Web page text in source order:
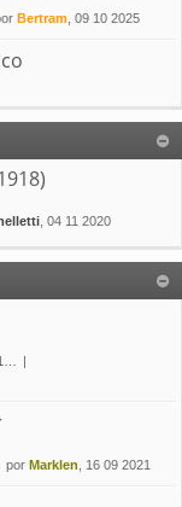
Bertram , 09 10 2025
, 04 11 2020
por Marklen , 16 09 2021